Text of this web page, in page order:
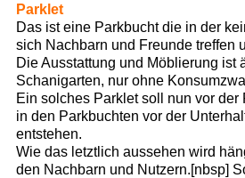
Parklet
Das ist eine Parkbucht die in der
sich Nachbarn und Freunde treffen
Die Ausstattung und Möblierung ist
Schanigarten, nur ohne
Ein solches Parklet soll nun vor der
in den Parkbuchten vor der
entstehen.
Wie das letztlich aussehen wird
den Nachbarn und Nutzern.[nbsp]